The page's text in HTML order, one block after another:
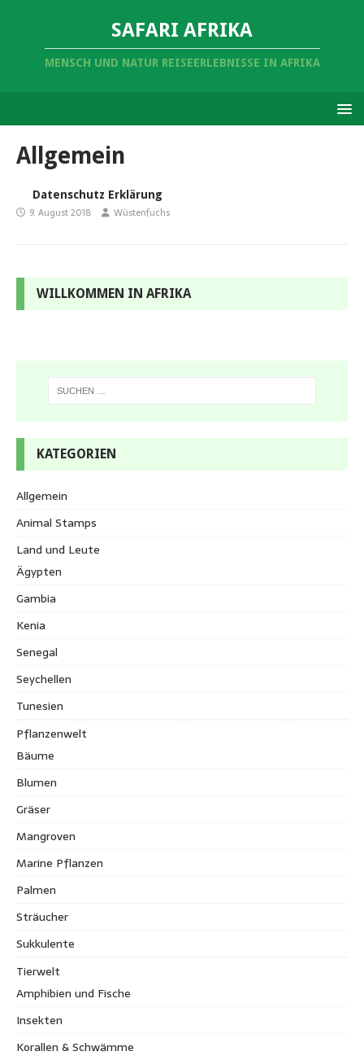
SAFARI AFRIKA
MENSCH UND NATUR REISEERLEBNISSE IN AFRIKA
Allgemein
Datenschutz Erklärung
9. August 2018 Wüstenfuchs
WILLKOMMEN IN AFRIKA
KATEGORIEN
Allgemein
Animal Stamps
Land und Leute
Ägypten
Gambia
Kenia
Senegal
Seychellen
Tunesien
Pflanzenwelt
Bäume
Blumen
Gräser
Mangroven
Marine Pflanzen
Palmen
Sträucher
Sukkulente
Tierwelt
Amphibien und Fische
Insekten
Korallen & Schwämme